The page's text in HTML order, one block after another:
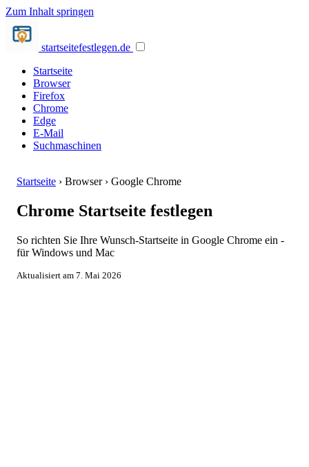
Zum Inhalt springen
startseitefestlegen.de
Startseite
Browser
Firefox
Chrome
Edge
E-Mail
Suchmaschinen
Startseite › Browser › Google Chrome
Chrome Startseite festlegen
So richten Sie Ihre Wunsch-Startseite in Google Chrome ein -
für Windows und Mac
Aktualisiert am 7. Mai 2026